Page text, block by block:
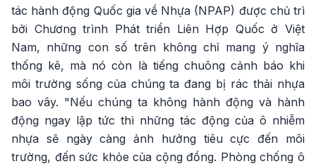
tác hành động Quốc gia về Nhựa (NPAP) được chủ trì
bởi Chương trình Phát triển Liên Hợp Quốc ở Việt
Nam, những con số trên không chỉ mang ý nghĩa
thống kê, mà nó còn là tiếng chuông cảnh báo khi
môi trường sống của chúng ta đang bị rác thải nhựa
bao vây. "Nếu chúng ta không hành động và hành
động ngay lập tức thì những tác động của ô nhiễm
nhựa sẽ ngày càng ảnh hưởng tiêu cực đến môi
trường, đến sức khỏe của cộng đồng. Phòng chống ô